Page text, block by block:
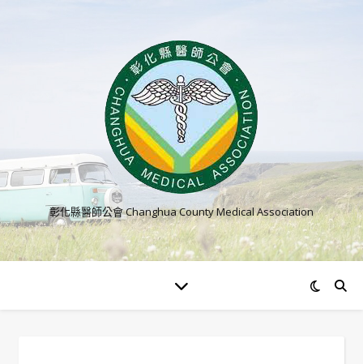
彰化縣醫師公會 Changhua County Medical Association